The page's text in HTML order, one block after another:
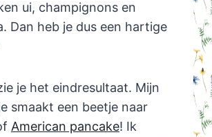
ui, champignons en
Dan heb je dus een hartige
je het eindresultaat. Mijn
smaakt een beetje naar
American pancake! Ik